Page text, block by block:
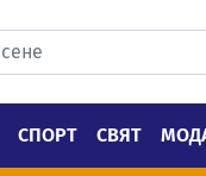
СПОРТ СВЯТ